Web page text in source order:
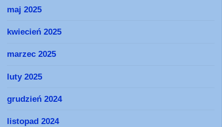
maj 2025
kwiecień 2025
marzec 2025
luty 2025
grudzień 2024
listopad 2024